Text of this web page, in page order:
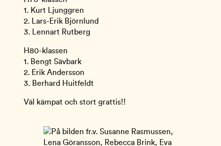
1. Kurt Ljunggren
2. Lars-Erik Björnlund
3. Lennart Rutberg
H80-klassen
1. Bengt Sävbark
2. Erik Andersson
3. Berhard Huitfeldt
Väl kämpat och stort grattis!!